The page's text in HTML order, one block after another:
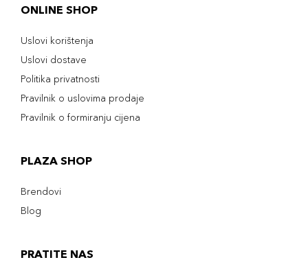
ONLINE SHOP
Uslovi korištenja
Uslovi dostave
Politika privatnosti
Pravilnik o uslovima prodaje
Pravilnik o formiranju cijena
PLAZA SHOP
Brendovi
Blog
PRATITE NAS